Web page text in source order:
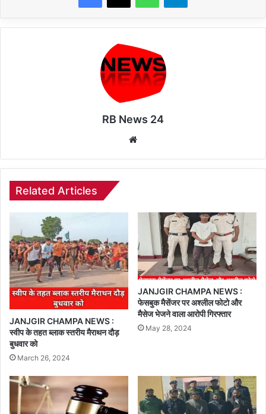
RB News 24
Related Articles
JANJGIR CHAMPA NEWS :
स्वीप के तहत ब्लाक स्तरीय मैराथन दौड़
बुधवार को
March 26, 2024
JANJGIR CHAMPA NEWS :
फेसबुक मैसेंजर पर अश्लील फोटो और
मैसेज भेजने वाला आरोपी गिरफ्तार
May 28, 2024